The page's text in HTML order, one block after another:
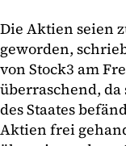
Die Aktien seien
geworden,
von Stock3 am
überraschend, da
des Staates
Aktien frei